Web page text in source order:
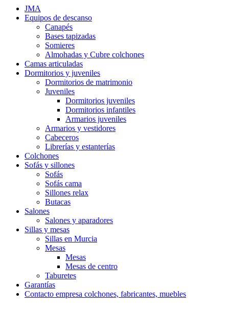
JMA
Equipos de descanso
Canapés
Bases tapizadas
Somieres
Almohadas y Cubre colchones
Camas articuladas
Dormitorios y juveniles
Dormitorios de matrimonio
Juveniles
Dormitorios juveniles
Dormitorios infantiles
Armarios juveniles
Armarios y vestidores
Cabeceros
Librerías y estanterías
Colchones
Sofás y sillones
Sofás
Sofás cama
Sillones relax
Butacas
Salones
Salones y aparadores
Sillas y mesas
Sillas en Murcia
Mesas
Mesas
Mesas de centro
Taburetes
Garantías
Contacto empresa colchones, fabricantes, muebles